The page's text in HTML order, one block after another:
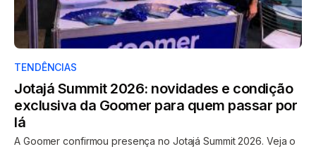
TENDÊNCIAS
Jotajá Summit 2026: novidades e condição
exclusiva da Goomer para quem passar por
lá
A Goomer confirmou presença no Jotajá Summit 2026. Veja o